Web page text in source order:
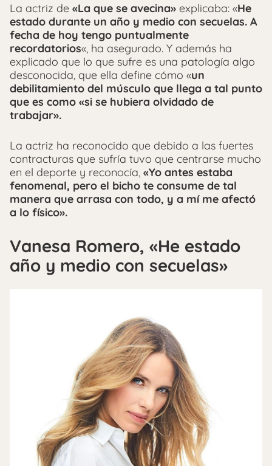
La actriz de «La que se avecina» explicaba: «He
estado durante un año y medio con secuelas. A
fecha de hoy tengo puntualmente
recordatorios«, ha asegurado. Y además ha
explicado que lo que sufre es una patología algo
desconocida, que ella define cómo «un
debilitamiento del músculo que llega a tal punto
que es como «si se hubiera olvidado de
trabajar».
La actriz ha reconocido que debido a las fuertes
contracturas que sufría tuvo que centrarse mucho
en el deporte y reconocía, «Yo antes estaba
fenomenal, pero el bicho te consume de tal
manera que arrasa con todo, y a mí me afectó
a lo físico».
Vanesa Romero, «He estado
año y medio con secuelas»